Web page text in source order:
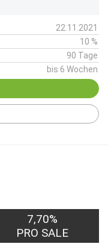
22.11.2021
10 %
90 Tage
bis 6 Wochen
7,70%
PRO SALE